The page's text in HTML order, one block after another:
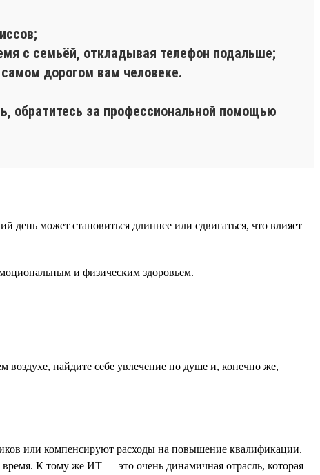
с семьёй, откладывая телефон подальше;
дорогом вам человеке.
обратитесь за профессиональной помощью
день может становиться длиннее или сдвигаться, что влияет
и физическим здоровьем.
воздухе, найдите себе увлечение по душе и, конечно же,
или компенсируют расходы на повышение квалификации.
время. К тому же ИТ — это очень динамичная отрасль, которая